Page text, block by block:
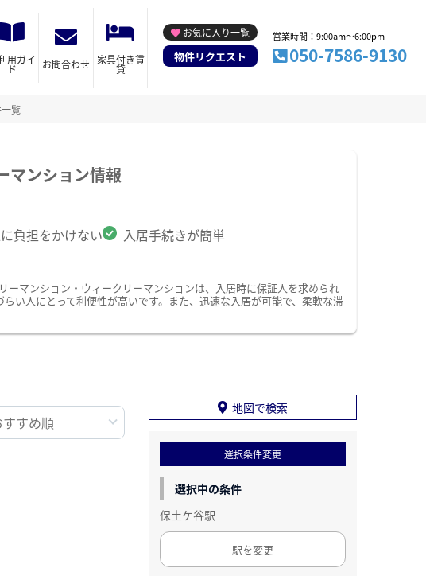
用ガイ
ド お問合わせ 家具付き賃
貸
お気に入り一覧
物件リクエスト
営業時間：9:00am～6:00pm
050-7586-9130
覧
マンション情報
負担をかけない 入居手続きが簡単
マンション・ウィークリーマンションは、入居時に保証人を求められ
い人にとって利便性が高いです。また、迅速な入居が可能で、柔軟な滞
地図で検索
選択条件変更
選択中の条件
保土ケ谷駅
駅を変更